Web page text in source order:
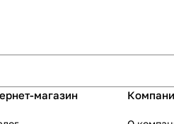
магазин